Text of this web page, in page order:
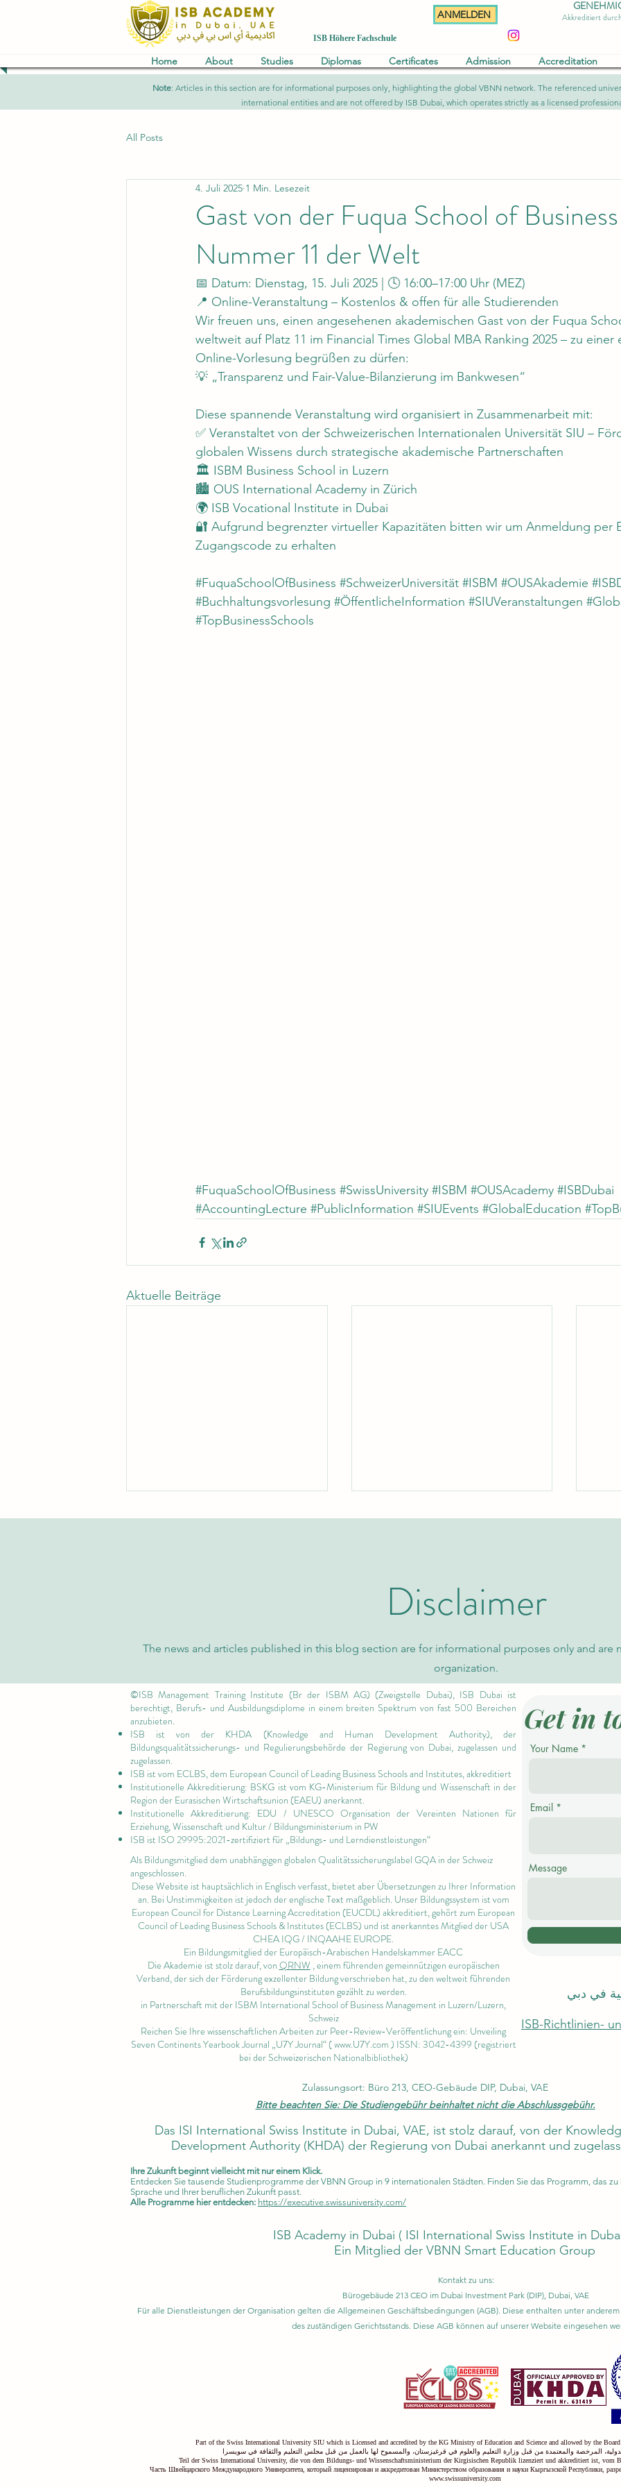
ANMELDEN
ISB Höhere Fachschule
Akkreditiert
Home About Studies Diplomas Certificates Admission Accreditation
Note: Articles in this section are for informational purposes only, highlighting the global VBNN network. The referenced
international entities and are not offered by ISB Dubai, which operates strictly as a licensed
All Posts
Gast von der Fuqua School of
Nummer 11 der Welt
4. Juli 2025 1 Min. Lesezeit
📅 Datum: Dienstag, 15. Juli 2025 | 🕓 16:00–17:00 Uhr (MEZ)
📍 Online-Veranstaltung – Kostenlos & offen für alle Studierenden
Wir freuen uns, einen angesehenen akademischen Gast von der Fuqua
weltweit auf Platz 11 im Financial Times Global MBA Ranking 2025 – zu einer
Online-Vorlesung begrüßen zu dürfen:
💡 „Transparenz und Fair-Value-Bilanzierung im Bankwesen“
Diese spannende Veranstaltung wird organisiert in Zusammenarbeit mit:
✅ Veranstaltet von der Schweizerischen Internationalen Universität SIU –
globalen Wissens durch strategische akademische Partnerschaften
🏛 ISBM Business School in Luzern
🏙 OUS International Academy in Zürich
🌍 ISB Vocational Institute in Dubai
🔐 Aufgrund begrenzter virtueller Kapazitäten bitten wir um Anmeldung per
Zugangscode zu erhalten
#FuquaSchoolOfBusiness #SchweizerUniversität #ISBM #OUSAkademie
#Buchhaltungsvorlesung #ÖffentlicheInformation #SIUVeranstaltungen
#TopBusinessSchools
#FuquaSchoolOfBusiness #SwissUniversity #ISBM #OUSAcademy #ISBDubai
#AccountingLecture #PublicInformation #SIUEvents #GlobalEducation
Aktuelle Beiträge
Wie die Schweizer Internationale
Standards neu definiert
Klassifizierungsgenauigkeit in
probabilistischen Datenmodellen
Disclaimer
The news and articles published in this blog section are for informational purposes only and
organization.
©ISB Management Training Institute (Br der ISBM AG) (Zweigstelle Dubai), ISB Dubai ist
berechtigt, Berufs- und Ausbildungsdiplome in einem breiten Spektrum von fast 500 Bereichen
anzubieten.
ISB ist vonder KHDA (Knowledge and Human Development Authority),der
Bildungsqualitätssicherungs- und Regulierungsbehörde der Regierung von Dubai, zugelassen und
zugelassen.
ISB ist vom ECLBS, dem European Council of Leading Business Schools and Institutes,akkreditiert
Institutionelle Akkreditierung: BSKG ist vom KG-Ministerium für Bildung und Wissenschaft in der
Region der Eurasischen Wirtschaftsunion (EAEU) anerkannt.
Institutionelle Akkreditierung: EDU / UNESCO Organisation der Vereinten Nationen für
Erziehung, Wissenschaft und Kultur / Bildungsministerium in PW
ISB ist ISO 29995:2021-zertifiziert für „Bildungs- und Lerndienstleistungen“
Als Bildungsmitglied dem unabhängigen globalen Qualitätssicherungslabel GQA in der Schweiz
angeschlossen.
Diese Website ist hauptsächlich in Englisch verfasst, bietet aber Übersetzungen zu Ihrer Information
an. Bei Unstimmigkeiten ist jedoch der englische Text maßgeblich. Unser Bildungssystem ist vom
European Council for Distance Learning Accreditation (EUCDL) akkreditiert, gehört zum European
Council of Leading Business Schools & Institutes (ECLBS) und ist anerkanntes Mitglied der USA
CHEA IQG / INQAAHE EUROPE.
Ein Bildungsmitglied der Europäisch-Arabischen Handelskammer EACC
Die Akademie ist stolz darauf, von QRNW , einem führenden gemeinnützigen europäischen
Verband, der sich der Förderung exzellenter Bildung verschrieben hat, zu den weltweit führenden
Berufsbildungsinstituten gezählt zu werden.
in Partnerschaft mit der ISBM International School of Business Management in Luzern/Luzern,
Schweiz
Reichen Sie Ihre wissenschaftlichen Arbeiten zur Peer-Review-Veröffentlichung ein: Unveiling
Seven Continents Yearbook Journal „U7Y Journal“ (www.U7Y.com ) ISSN: 3042-4399 (registriert
bei der Schweizerischen Nationalbibliothek)
Get in
Your Name
Email
Message
في دبي
ISB-Richtlinien-
Zulassungsort: Büro 213, CEO-Gebäude DIP, Dubai, VAE
Bitte beachten Sie: Die Studiengebühr beinhaltet nicht die Abschlussgebühr.
Das ISI International Swiss Institute in Dubai, VAE, ist stolz darauf, von der
Development Authority (KHDA) der Regierung von Dubai anerkannt und
Ihre Zukunft beginnt vielleicht mit nur einem Klick.
Entdecken Sie tausende Studienprogramme der VBNN Group in 9 internationalen Städten. Finden Sie das Programm, das zu
Sprache und Ihrer beruflichen Zukunft passt.
Alle Programme hier entdecken: https://executive.swissuniversity.com/
ISB Academy in Dubai ( ISI International Swiss Institute in
Ein Mitglied der VBNN Smart Education Group
Kontakt zu uns:
Bürogebäude 213 CEO im Dubai Investment Park (DIP), Dubai, VAE
Für alle Dienstleistungen der Organisation gelten die Allgemeinen Geschäftsbedingungen (AGB). Diese enthalten unter
des zuständigen Gerichtsstands. Diese AGB können auf unserer Website eingesehen
Part of the Swiss International University SIU which is Licensed and accredited by the KG Ministry of Education and Science and allowed by the
المرخصة والمعتمدة من قبل وزارة التعليم والعلوم في قرغيزستان، والمسموح لها بالعمل من قبل مجلس التعليم والثقافة في سويسرا
Teil der Swiss International University, die von dem Bildungs- und Wissenschaftsministerium der Kirgisischen Republik lizenziert und akkreditiert ist, vom
Часть Швейцарского Международного Университета, который лицензирован и аккредитован Министерством образования и науки Кыргызской Республики,
www.swissuniversity.com